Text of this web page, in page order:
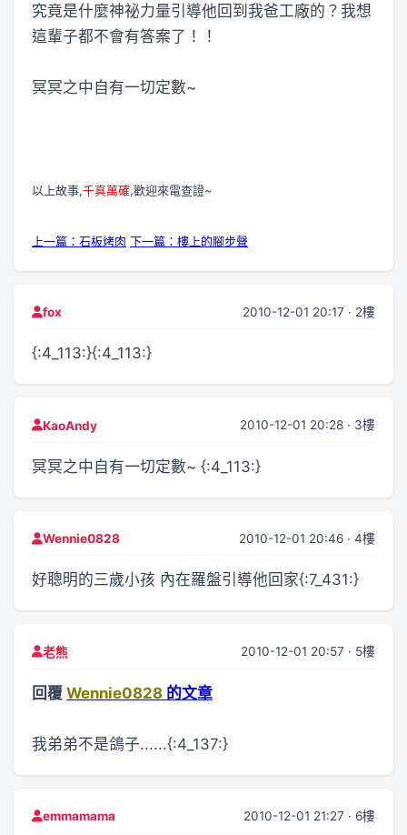
究竟是什麼神祕力量引導他回到我爸工廠的？我想
這輩子都不會有答案了！！
冥冥之中自有一切定數~
以上故事,千真萬確,歡迎來電查證~
上一篇：石板烤肉 下一篇：樓上的腳步聲
fox 2010-12-01 20:17 · 2樓
{:4_113:}{:4_113:}
KaoAndy 2010-12-01 20:28 · 3樓
冥冥之中自有一切定數~ {:4_113:}
Wennie0828 2010-12-01 20:46 · 4樓
好聰明的三歲小孩 內在羅盤引導他回家{:7_431:}
老熊 2010-12-01 20:57 · 5樓
回覆 Wennie0828 的文章
我弟弟不是鴿子......{:4_137:}
emmamama 2010-12-01 21:27 · 6樓